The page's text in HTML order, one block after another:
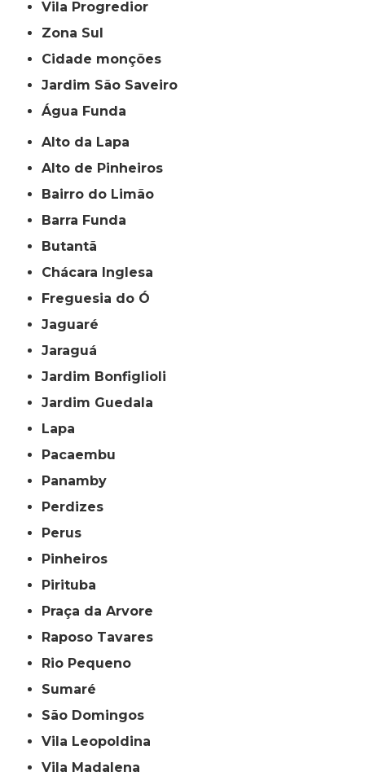
Vila Progredior
Zona Sul
cidade monções
jardim São Saveiro
Água Funda
Alto da Lapa
Alto de Pinheiros
Bairro do Limão
Barra Funda
Butantã
Chácara Inglesa
Freguesia do Ó
Jaguaré
Jaraguá
Jardim Bonfiglioli
Jardim Guedala
Lapa
Pacaembu
Panamby
Perdizes
Perus
Pinheiros
Pirituba
Praça da Arvore
Raposo Tavares
Rio Pequeno
Sumaré
São Domingos
Vila Leopoldina
Vila Madalena